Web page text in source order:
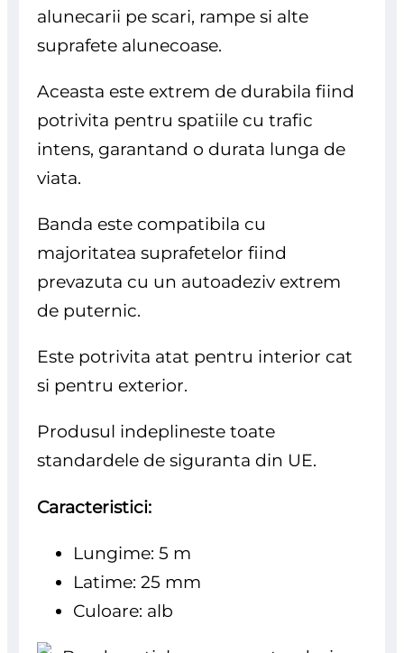
alunecarii pe scari, rampe si alte
suprafete alunecoase.
Aceasta este extrem de durabila fiind
potrivita pentru spatiile cu trafic
intens, garantand o durata lunga de
viata.
Banda este compatibila cu
majoritatea suprafetelor fiind
prevazuta cu un autoadeziv extrem
de puternic.
Este potrivita atat pentru interior cat
si pentru exterior.
Produsul indeplineste toate
standardele de siguranta din UE.
Caracteristici:
Lungime: 5 m
Latime: 25 mm
Culoare: alb